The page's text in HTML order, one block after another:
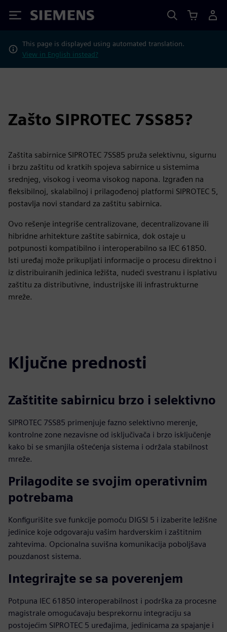
Siemens
This page is displayed using automated translation.
View in English instead?
Zašto SIPROTEC 7SS85?
Zaštita sabirnice SIPROTEC 7SS85 pruža selektivnu, sigurnu
i brzu zaštitu od kratkih spojeva sabirnice u sistemima
srednjeg, visokog i veoma visokog napona. Izgrađen na
fleksibilnoj, skalabilnoj i prilagođenoj platformi SIPROTEC 5,
postavlja novi standard za zaštitu sabirnica.
Ovo rešenje integriše centralizovane, decentralizovane ili
hibridne arhitekture zaštite sabirnica, dok ostaje u
potpunosti kompatibilno i interoperabilno sa IEC 61850.
Isti uređaj može prikupljati informacije o procesu direktno i
iz distribuiranih jedinica ležišta, nudeći svestranu i isplativu
zaštitu za distributivne, industrijske ili infrastrukturne
mreže.
Ključne prednosti
Zaštitite sabirnicu brzo i selektivno
SIPROTEC 7SS85 primenjuje fazno selektivno merenje,
kontrolne zone nezavisne od isključivača i brzo isključenje
kako bi se smanjila oštećenja sistema i održala stabilnost
mreže.
Prilagodite se svojim operativnim
potrebama
Konfigurišite sve funkcije pomoću DIGSI 5 i izaberite ležišne
jedinice koje odgovaraju vašim hardverskim i zaštitnim
zahtevima. Opcionalna suvišna komunikacija poboljšava
pouzdanost sistema.
Integrirajte se sa poverenjem
Potpuna IEC 61850 interoperabilnost i podrška za procesne
magistrale omogućavaju besprekornu integraciju sa
postojećim SIPROTEC 5 uređajima, jedinicama za spajanje i